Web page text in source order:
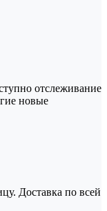
отслеживание
новые
Доставка по всей